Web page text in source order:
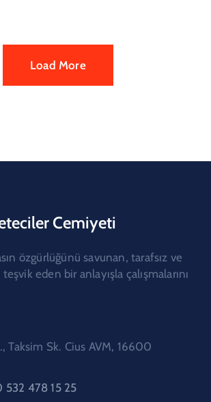
Load More
Cemiyeti
özgürlüğünü savunan, tarafsız ve
eden bir anlayışla çalışmalarını
Taksim Sk. Cius AVM, 16600
532 478 15 25